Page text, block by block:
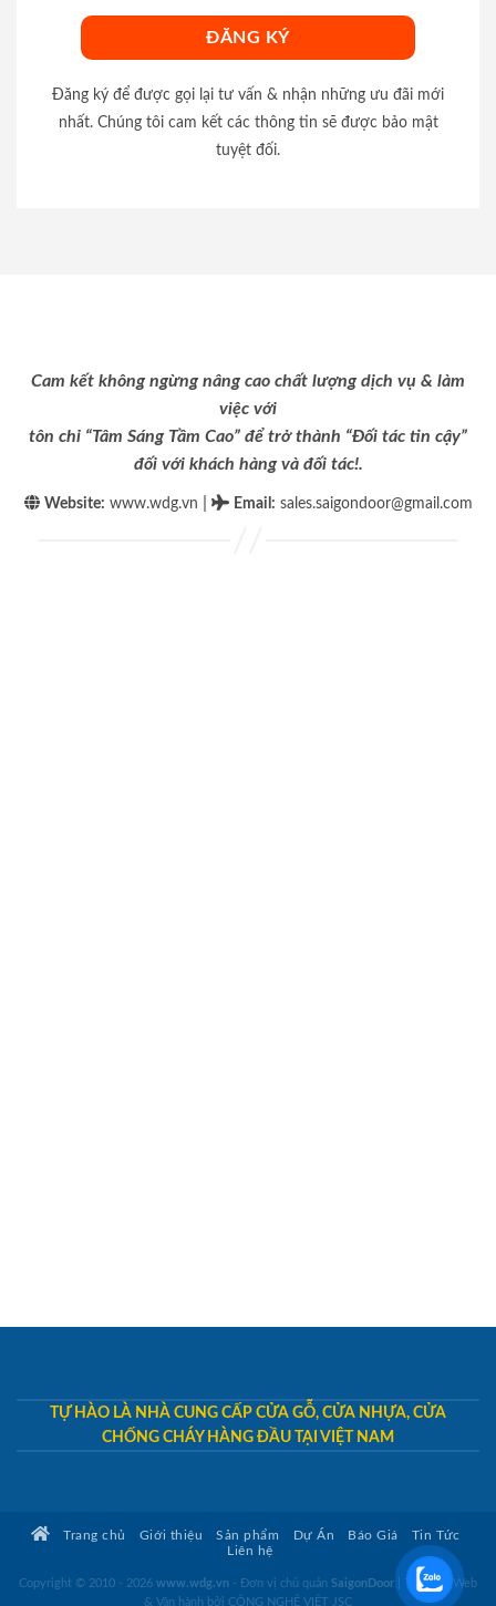
Đăng ký để được gọi lại tư vấn & nhận những ưu đãi mới
nhất. Chúng tôi cam kết các thông tin sẽ được bảo mật
tuyệt đối.
Cam kết không ngừng nâng cao chất lượng dịch vụ & làm
việc với
tôn chỉ “Tâm Sáng Tầm Cao” để trở thành “Đối tác tin cậy”
đối với khách hàng và đối tác!.
Website: www.wdg.vn Email : sales.saigondoor@gmail.com
TỰ HÀO LÀ NHÀ CUNG CẤP CỬA GỖ, CỬA NHỰA, CỬA
CHỐNG CHÁY HÀNG ĐẦU TẠI VIỆT NAM
Trang chủ Giới thiệu Sản phẩm Dự Án Báo Giá
Tin Tức
Liên hệ
Copyright © 2010 - 2026 www.wdg.vn - Đơn vị chủ quản SaigonDoor
Thiết kế Web
& Vận hành bởi CÔNG NGHỆ VIỆT JSC